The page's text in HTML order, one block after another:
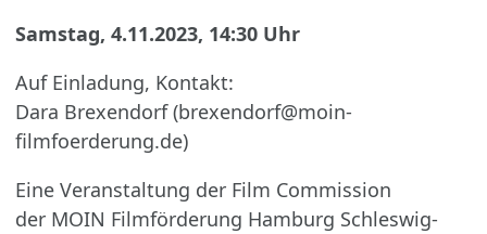
Samstag, 4.11.2023, 14:30 Uhr
Auf Einladung, Kontakt:
Dara Brexendorf (brexendorf@moin-
filmfoerderung.de)
Eine Veranstaltung der Film Commission
der MOIN Filmförderung Hamburg Schleswig-